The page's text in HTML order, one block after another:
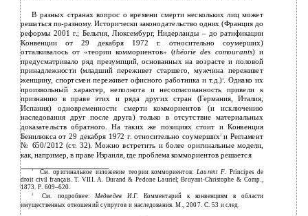
В разных странах вопрос о времени смерти нескольких лиц может
решаться по-разному. Исторически законодательство одних (Франция до
реформы 2001 г.; Бельгия, Люксембург, Нидерланды – до ратификации
Конвенции от 29 декабря 1972 г. относительно соумерших)
отталкивалось от «теории коммориентов» (théorie des comourants) и
предусматривало ряд презумпций, основанных на возрасте и половой
принадлежности (младший переживет старшего, мужчина переживет
женщину, спортсмен переживет офисного работника и т.д.)1. Однако их
произвольный характер, неполнота и несогласованность привели к
признанию в праве этих и ряда других стран (Германия, Италия,
Испания) одновременности смерти коммориентов (и исключению
наследования друг после друга) только в отсутствие материальных
доказательств обратного. На таких же позициях стоит и Конвенция
Бенилюкса от 29 декабря 1972 г. относительно соумерших2 и Регламент
№ 650/2012 (ст. 32). Можно встретить и более оригинальные модели,
как, например, в праве Израиля, где проблема коммориентов решается
1 См. оригинальное изложение теории коммориентов:Laurent F. Principes de
droit civil français. T. VIII. A. Durand & Pedone Lauriel; Bruyant-Christophe & Comp.,
1873. Р. 609–620.
2См. подробнее:Медведев И.Г. Комментарий к конвенциям в области
имущественных отношений супругов и наследования. М., 2007. С. 53 и след.